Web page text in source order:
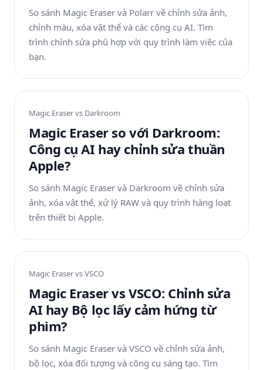
So sánh Magic Eraser và Polarr về chỉnh sửa ảnh,
chỉnh màu, xóa vật thể và các công cụ AI. Tìm
trình chỉnh sửa phù hợp với quy trình làm việc của
bạn.
Magic Eraser vs Darkroom
Magic Eraser so với Darkroom:
Công cụ AI hay chỉnh sửa thuần
Apple?
So sánh Magic Eraser và Darkroom về chỉnh sửa
ảnh, xóa vật thể, xử lý RAW và quy trình hàng loạt
trên thiết bị Apple.
Magic Eraser vsVSCO
Magic Eraser vs VSCO: Chỉnh sửa
AI hay Bộ lọc lấy cảm hứng từ
phim?
So sánh Magic Eraser và VSCO về chỉnh sửa ảnh,
bộ lọc, xóa đối tượng và công cụ sáng tạo. Tìm